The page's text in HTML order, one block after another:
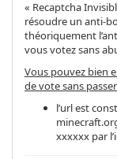
« Recaptcha
résoudre un anti-
théoriquement
vous votez sans
Vous pouvez bien
de vote sans
l’url est
xxxxxx par